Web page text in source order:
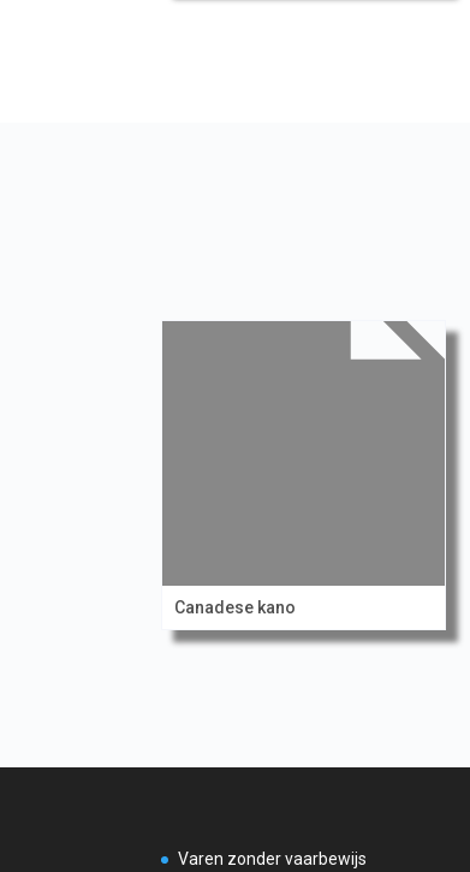
Canadese kano
Varen zonder vaarbewijs